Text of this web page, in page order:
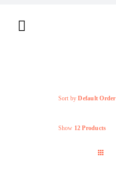
contenutoToggle
Sort byDefault Order
Show 12 Products